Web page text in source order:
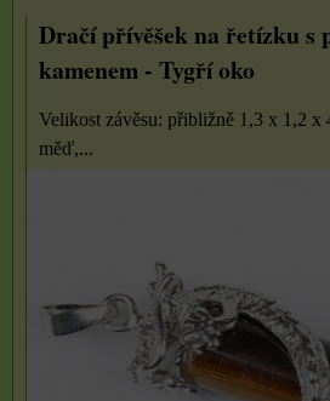
Dračí přívěšek na řetízku s
kamenem - Tygří oko
Velikost závěsu: přibližně 1,3 x 1,2
měď,...